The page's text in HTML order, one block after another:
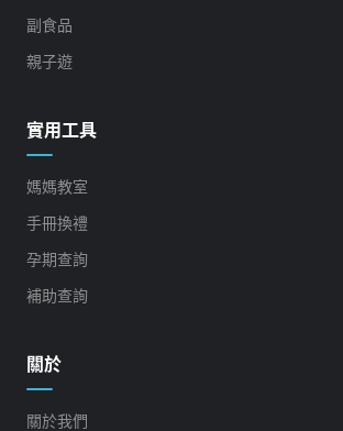
副食品
親子遊
實用工具
媽媽教室
手冊換禮
孕期查詢
補助查詢
關於
關於我們